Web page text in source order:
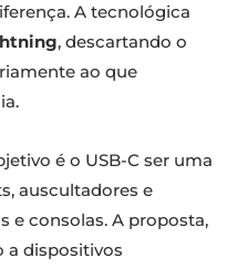
A tecnológica
, descartando o
ao que
é o USB-C ser uma
auscultadores e
e consolas. A proposta,
a dispositivos